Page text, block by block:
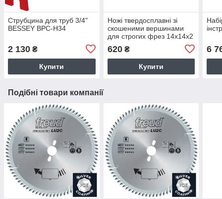
Струбцина для труб 3/4"
BESSEY BPC-H34
2 130 ₴
Купити
Ножі твердосплавні зі
скошеними вершинами
для строгих фрез 14х14х2
620₴
Купити
6
Подібні товари компанії